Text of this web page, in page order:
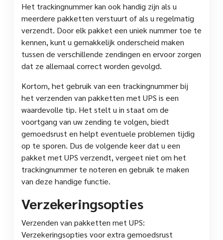
Het trackingnummer kan ook handig zijn als u
meerdere pakketten verstuurt of als u regelmatig
verzendt. Door elk pakket een uniek nummer toe te
kennen, kunt u gemakkelijk onderscheid maken
tussen de verschillende zendingen en ervoor zorgen
dat ze allemaal correct worden gevolgd.
Kortom, het gebruik van een trackingnummer bij
het verzenden van pakketten met UPS is een
waardevolle tip. Het stelt u in staat om de
voortgang van uw zending te volgen, biedt
gemoedsrust en helpt eventuele problemen tijdig
op te sporen. Dus de volgende keer dat u een
pakket met UPS verzendt, vergeet niet om het
trackingnummer te noteren en gebruik te maken
van deze handige functie.
Verzekeringsopties
Verzenden van pakketten met UPS:
Verzekeringsopties voor extra gemoedsrust